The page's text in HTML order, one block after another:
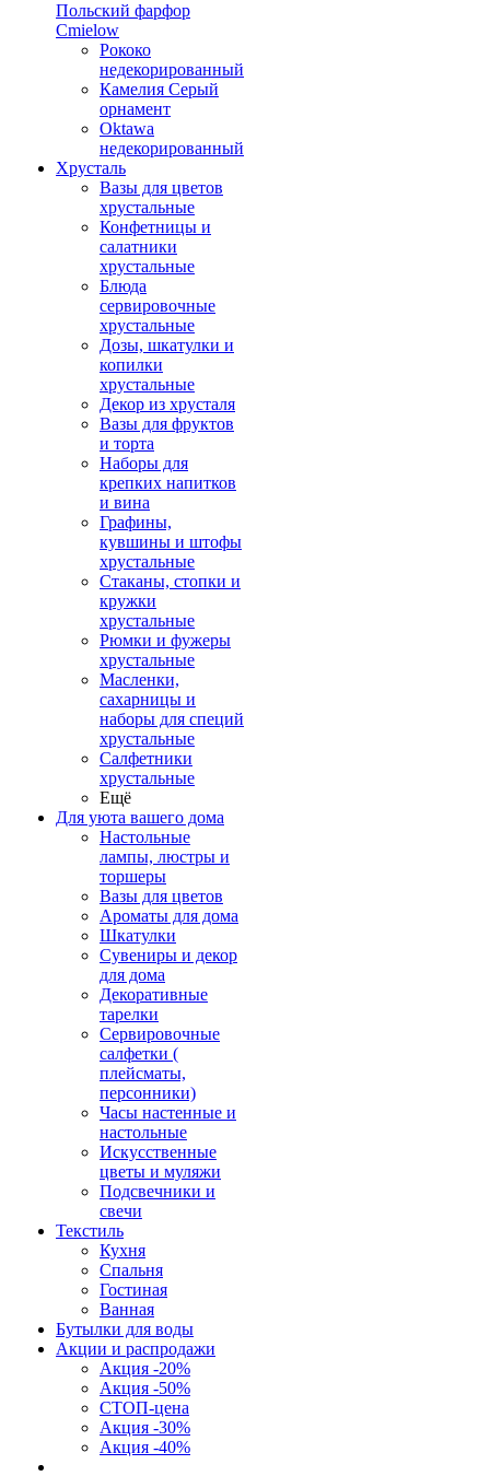
Польский фарфор
Сmielow
Рококо
недекорированный
Камелия Серый
орнамент
Oktawa
недекорированный
Хрусталь
Вазы для цветов
хрустальные
Конфетницы и
салатники
хрустальные
Блюда
сервировочные
хрустальные
Дозы, шкатулки и
копилки
хрустальные
Декор из хрусталя
Вазы для фруктов
и торта
Наборы для
крепких напитков
и вина
Графины,
кувшины и штофы
хрустальные
Стаканы, стопки и
кружки
хрустальные
Рюмки и фужеры
хрустальные
Масленки,
сахарницы и
наборы для специй
хрустальные
Салфетники
хрустальные
Ещё
Для уюта вашего дома
Настольные
лампы, люстры и
торшеры
Вазы для цветов
Ароматы для дома
Шкатулки
Сувениры и декор
для дома
Декоративные
тарелки
Сервировочные
салфетки (
плейсматы,
персонники)
Часы настенные и
настольные
Искусственные
цветы и муляжи
Подсвечники и
свечи
Текстиль
Кухня
Спальня
Гостиная
Ванная
Бутылки для воды
Акции и распродажи
Акция -20%
Акция -50%
СТОП-цена
Акция -30%
Акция -40%